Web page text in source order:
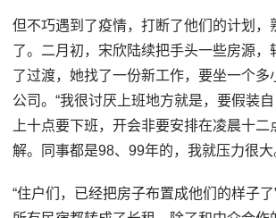
但不巧遇到了疫情，打断了他们的计划，
了。二月初，宋欣陆续把手头一些房源，
了过渡，她找了一份新工作，要坐一个多
公司。“我很讨厌上班地方就是，要假装
上十点要下班，开会非要安排在凌晨十二
解。同事都是98、99年的，我就压力很大
“住户们，已经把房子布置成他们的样子